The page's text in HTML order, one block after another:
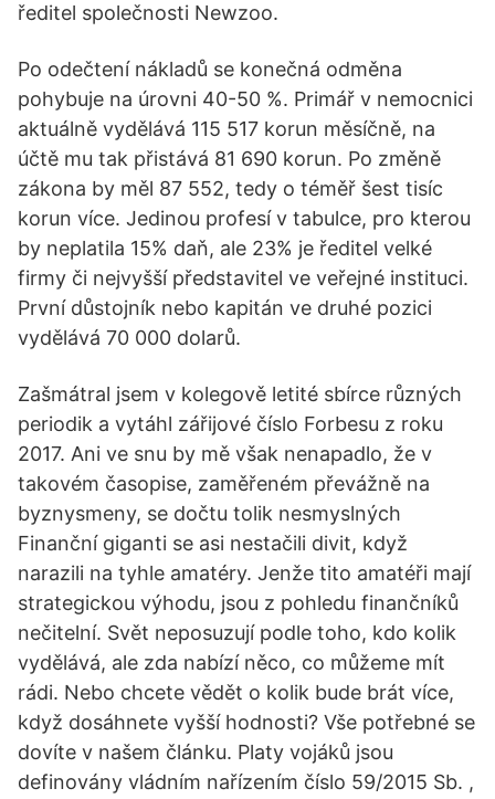
ředitel společnosti Newzoo.
Po odečtení nákladů se konečná odměna
pohybuje na úrovni 40-50 %. Primář v nemocnici
aktuálně vydělává 115 517 korun měsíčně, na
účtě mu tak přistává 81 690 korun. Po změně
zákona by měl 87 552, tedy o téměř šest tisíc
korun více. Jedinou profesí v tabulce, pro kterou
by neplatila 15% daň, ale 23% je ředitel velké
firmy či nejvyšší představitel ve veřejné instituci.
První důstojník nebo kapitán ve druhé pozici
vydělává 70 000 dolarů.
Zašmátral jsem v kolegově letité sbírce různých
periodik a vytáhl zářijové číslo Forbesu z roku
2017. Ani ve snu by mě však nenapadlo, že v
takovém časopise, zaměřeném převážně na
byznysmeny, se dočtu tolik nesmyslných
Finanční giganti se asi nestačili divit, když
narazili na tyhle amatéry. Jenže tito amatéři mají
strategickou výhodu, jsou z pohledu finančníků
nečitelní. Svět neposuzují podle toho, kdo kolik
vydělává, ale zda nabízí něco, co můžeme mít
rádi. Nebo chcete vědět o kolik bude brát více,
když dosáhnete vyšší hodnosti? Vše potřebné se
dovíte v našem článku. Platy vojáků jsou
definovány vládním nařízením číslo 59/2015 Sb. ,